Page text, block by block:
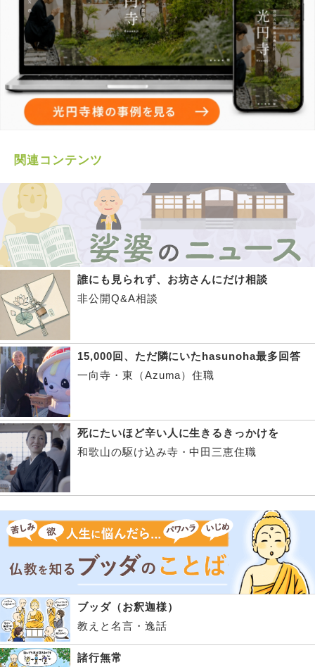
関連コンテンツ
誰にも見られず、お坊さんにだけ相談
非公開Q&A相談
15,000回、ただ隣にいたhasunoha最多回答
一向寺・東（Azuma）住職
死にたいほど辛い人に生きるきっかけを
和歌山の駆け込み寺・中田三恵住職
ブッダ（お釈迦様）
教えと名言・逸話
諸行無常